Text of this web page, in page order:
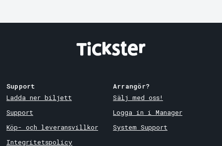
Support
Ladda ner biljett
Support
Köp- och leveransvillkor
Integritetspolicy
Arrangör?
Sälj med oss!
Logga in i Manager
System Support